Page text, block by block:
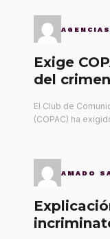
AGENCIAS
Exige
del
El Club de
(COPAC) ha
AMADO